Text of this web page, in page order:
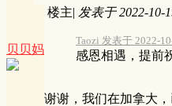
贝贝妈
楼主| 发表于 2022-10-
Taozi 发表于 2022-
感恩相遇，提前
谢谢，我们在加拿大